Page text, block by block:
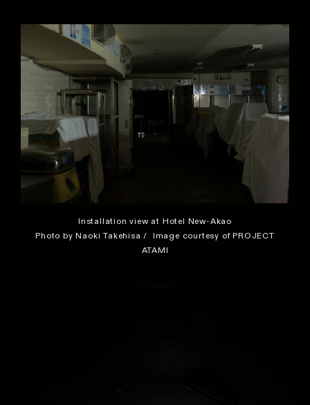
Installation view at Hotel New-Akao
Photo by Naoki Takehisa / Image courtesy of PROJECT
ATAMI